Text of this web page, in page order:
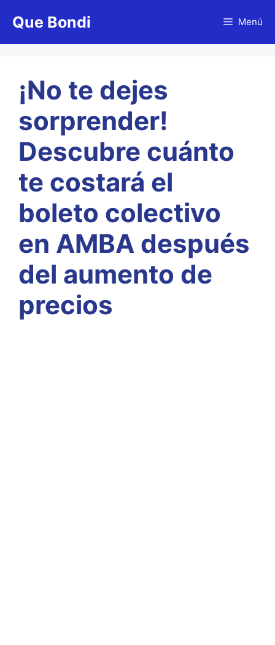
Que Bondi Menú
¡No te dejes
sorprender!
Descubre cuánto
te costará el
boleto colectivo
en AMBA después
del aumento de
precios